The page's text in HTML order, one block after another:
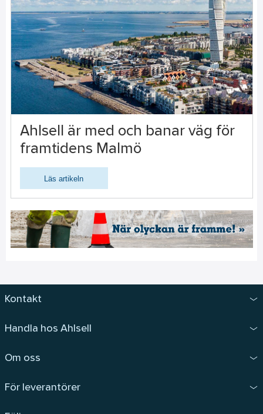
Ahlsell är med och banar väg för
framtidens Malmö
Läs artikeln
Kontakt
Handla hos Ahlsell
Om oss
För leverantörer